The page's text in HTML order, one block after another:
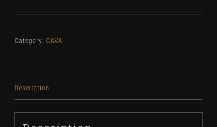
Category: CAVA
Description